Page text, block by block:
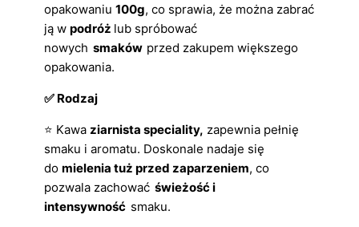
opakowaniu 100g, co sprawia, że można zabrać
ją w podróż lub spróbować
nowych smaków przed zakupem większego
opakowania.
✅ Rodzaj
⭐ Kawa ziarnista speciality, zapewnia pełnię
smaku i aromatu. Doskonale nadaje się
do mielenia tuż przed zaparzeniem, co
pozwala zachować świeżość i
intensywność smaku.